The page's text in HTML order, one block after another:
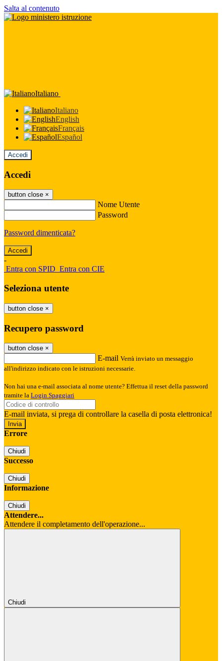
Salta al contenuto
Italiano
Italiano
English
Français
Español
Accedi
Accedi
button close ×
Nome Utente
Password
Password dimenticata?
-
Entra con SPID Entra con CIE
Seleziona utente
button close ×
Recupero password
button close ×
E-mail Verrà inviato un messaggio
all'indirizzo indicato con le istruzioni necessarie.
Non hai una e-mail associata al nome utente? Effettua il reset della password
tramite la Login Spaggiari
E-mail inviata, si prega di controllare la casella di posta elettronica!
Errore
Chiudi
Successo
Chiudi
Informazione
Chiudi
Attendere...
Attendere il completamento dell'operazione...
Chiudi